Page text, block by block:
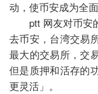
动，使币安成为全
ptt 网友对币安
去币安，台湾交易
最大的交易所，交
但是质押和活存的
更灵活」。